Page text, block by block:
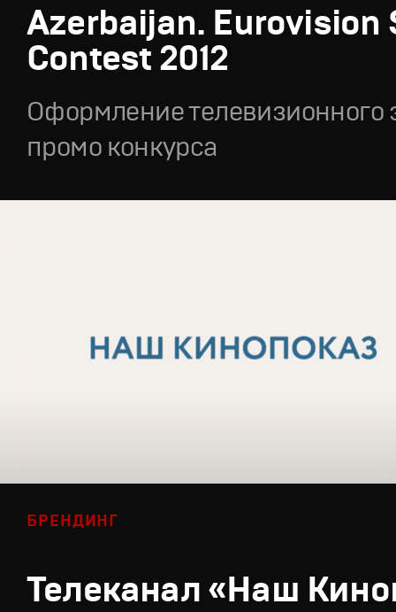
Azerbaijan. Eurovision
Contest 2012
Оформление телевизионного
промо конкурса
БРЕНДИНГ
Телеканал «Наш